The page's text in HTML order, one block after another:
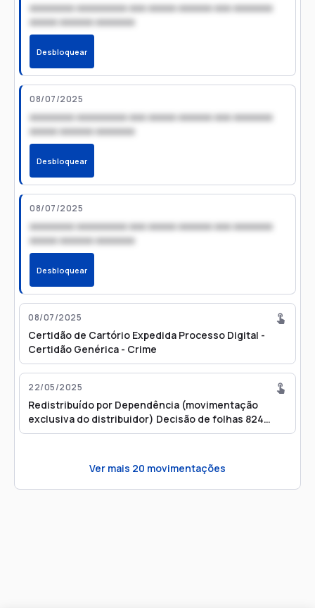
xxxxxxxx xxxxxxxxx xxx xxxxx xxxxxx xxx xxxxxxx
xxxxx xxxxxx xxxxxxx
Desbloquear
08/07/2025
xxxxxxxx xxxxxxxxx xxx xxxxx xxxxxx xxx xxxxxxx
xxxxx xxxxxx xxxxxxx
Desbloquear
08/07/2025
xxxxxxxx xxxxxxxxx xxx xxxxx xxxxxx xxx xxxxxxx
xxxxx xxxxxx xxxxxxx
Desbloquear
08/07/2025
Certidão de Cartório Expedida Processo Digital -
Certidão Genérica - Crime
22/05/2025
Redistribuído por Dependência (movimentação
exclusiva do distribuidor) Decisão de folhas 824
(Redistribuição por estar apenso/entranhado ao
Ver mais 20 movimentações